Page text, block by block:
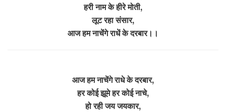
हरी नाम के हीरे मोती,
लूट रहा संसार,
आज हम नाचेंगे राधें के दरबार।।
आज हम नाचेंगे राधे के दरबार,
हर कोई झूमे हर कोई नाचे,
हो रही जय जयकार,